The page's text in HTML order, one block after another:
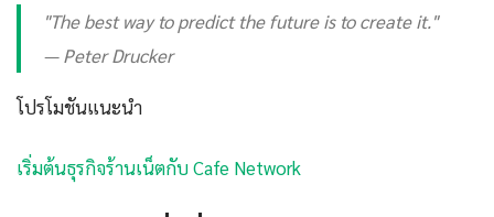
"The best way to predict the future is to create it."
— Peter Drucker
โปรโมชันแนะนำ
เริ่มต้นธุรกิจร้านเน็ตกับ Cafe Network